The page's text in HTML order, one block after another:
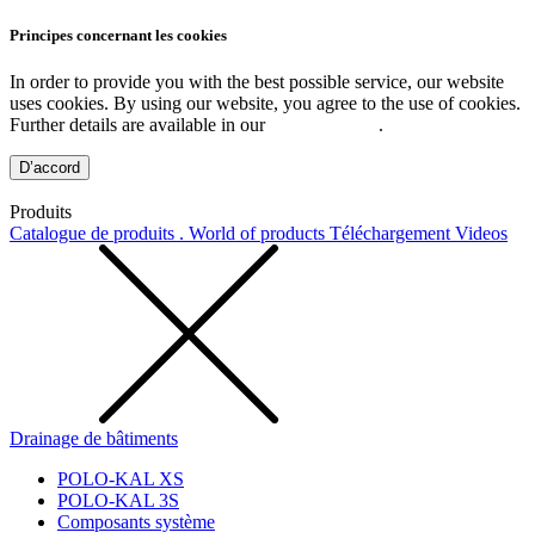
Principes concernant les cookies
In order to provide you with the best possible service, our website
uses cookies. By using our website, you agree to the use of cookies.
Further details are available in our
.
D’accord
Produits
Catalogue de produits . World of products Téléchargement Videos
Drainage de bâtiments
POLO-KAL XS
POLO-KAL 3S
Composants système